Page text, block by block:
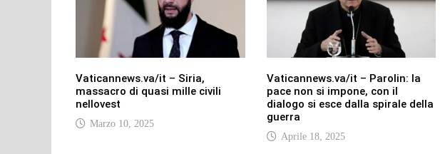
Vaticannews.va/it – Siria,
massacro di quasi mille civili
nellovest
Marzo 10, 2025
Vaticannews.va/it – Parolin: la
pace non si impone, con il
dialogo si esce dalla spirale della
guerra
Aprile 18, 2025